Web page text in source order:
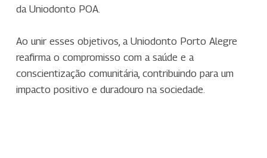
da Uniodonto POA.
Ao unir esses objetivos, a Uniodonto Porto Alegre
reafirma o compromisso com a saúde e a
conscientização comunitária, contribuindo para um
impacto positivo e duradouro na sociedade.